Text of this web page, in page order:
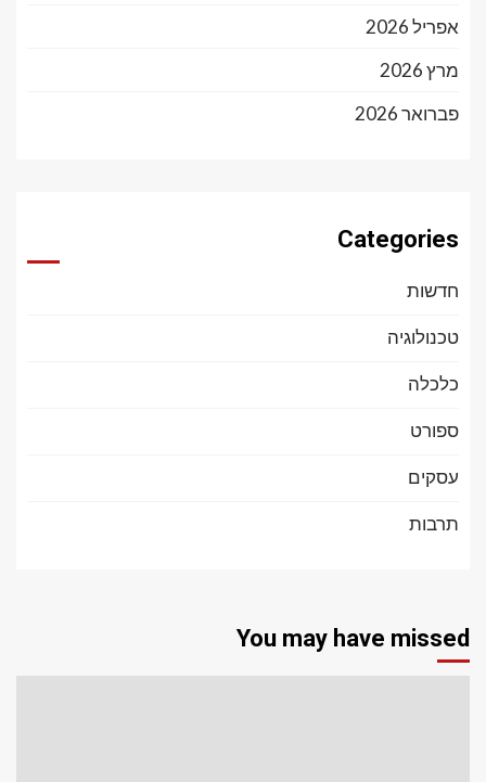
אפריל 2026
מרץ 2026
פברואר 2026
Categories
חדשות
טכנולוגיה
כלכלה
ספורט
עסקים
תרבות
You may have missed